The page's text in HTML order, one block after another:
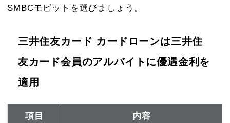
SMBCモビットを選びましょう。
三井住友カード カードローンは三井住
友カード会員のアルバイトに優遇金利を
適用
項目 内容